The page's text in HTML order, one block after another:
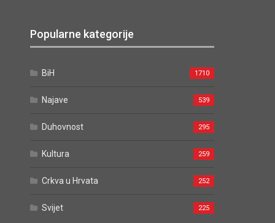
Popularne kategorije
BiH 1710
Najave 539
Duhovnost 295
Kultura 259
Crkva u Hrvata 252
Svijet 225